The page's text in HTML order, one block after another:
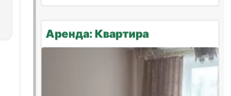
Аренда: Квартира